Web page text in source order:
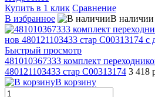
Купить в 1 клик Сравнение
В избранное
В наличии
Быстрый просмотр
481010367333 комплект
480121103433 стар C00313174 3 418
В корзину